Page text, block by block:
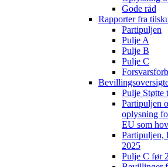
Gode råd
Rapporter fra
Partipuljen
Pulje A
Pulje B
Pulje C
Pulje
Partipuljen
oplysning
EU som
Partipuljen,
2025
Pulje C før